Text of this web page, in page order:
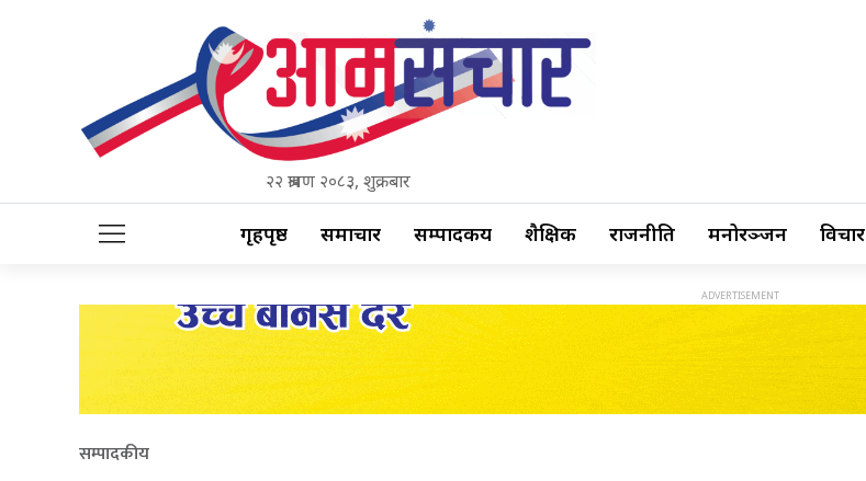
२२ श्रावण २०८३, शुक्रबार
गृहपृष्ठ समाचार सम्पादकीय शैक्षिक राजनीति मनोरञ्जन विचार
सम्पादकीय